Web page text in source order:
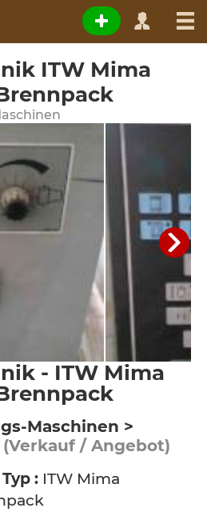
ITW Mima
- ITW Mima
Maschinen >
(Verkauf / Angebot)
: ITW Mima